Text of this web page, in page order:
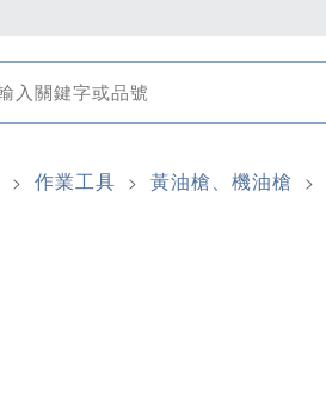
> 作業工具 > 黃油槍、機油槍 >